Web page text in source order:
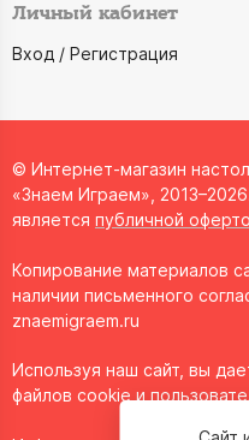
Личный кабинет
Вход / Регистрация
© Интернет-магазин
«Знаем Играем»,
является публичной
Копирование материалов
наличии письменного
znaemigraem.ru
Используя наш сайт, вы
файлов cookie и